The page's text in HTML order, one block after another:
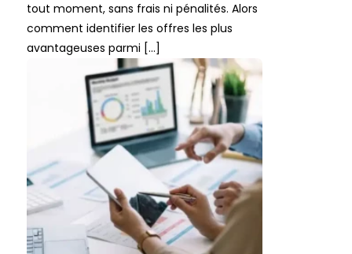
tout moment, sans frais ni pénalités. Alors
comment identifier les offres les plus
avantageuses parmi […]